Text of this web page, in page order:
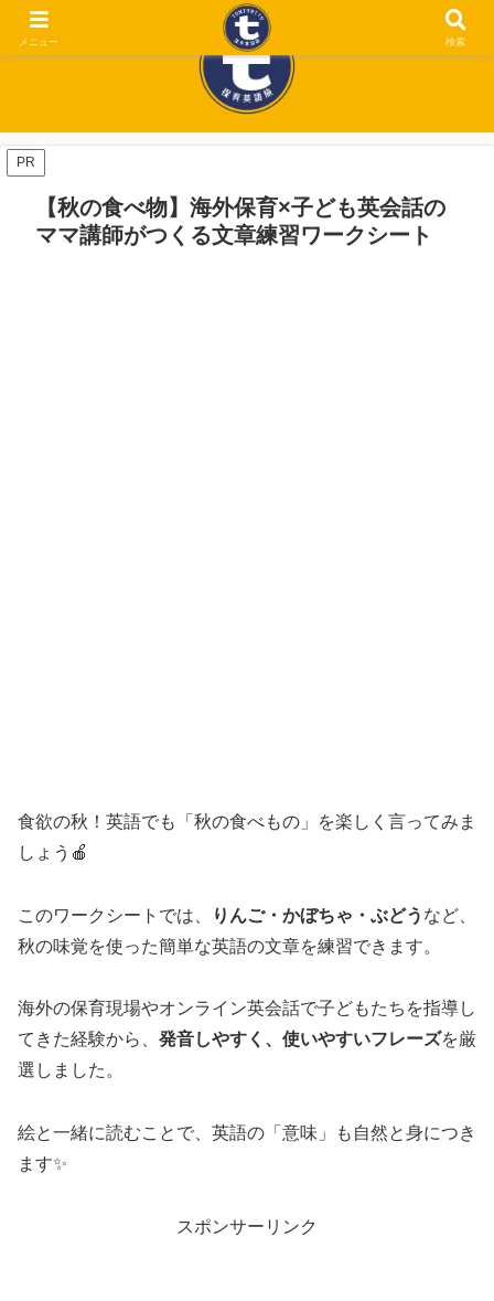
PR
【秋の食べ物】海外保育×子ども英会話の
ママ講師がつくる文章練習ワークシート
食欲の秋！英語でも「秋の食べもの」を楽しく言ってみま
しょう🍎
このワークシートでは、 りんご・かぼちゃ・ぶどう など、
秋の味覚を使った簡単な英語の文章を練習できます。
海外の保育現場やオンライン英会話で子どもたちを指導し
てきた経験から、 発音しやすく、使いやすいフレーズを厳
選しました。
絵と一緒に読むことで、英語の「意味」も自然と身につき
ます✨
スポンサーリンク
メニュー 検索